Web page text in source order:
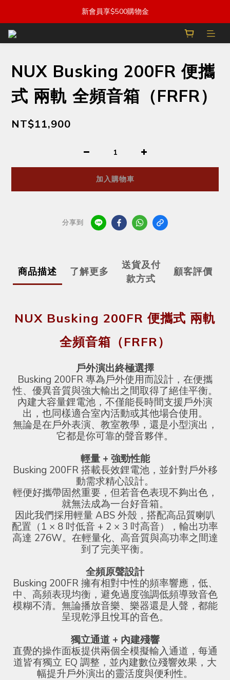
新會員享$500購物金
NUX Busking 200FR 便攜
式 兩軌 全頻音箱（FRFR）
NT$11,900
加入購物車
分享到
商品描述 了解更多
送貨及付
款方式
顧客評價
NUX Busking 200FR 便攜式 兩軌
全頻音箱（FRFR）
戶外演出終極選擇
Busking 200FR 專為戶外使用而設計，在便攜
性、優異音質與強大輸出之間取得了絕佳平衡。
內建大容量鋰電池，不僅能長時間支援戶外演
出，也同樣適合室內活動或其他場合使用。
無論是在戶外表演、教室教學，還是小型演出，
它都是你可靠的聲音夥伴。
輕量 + 強勁性能
Busking 200FR 搭載長效鋰電池，並針對戶外移
動需求精心設計。
輕便好攜帶固然重要，但若音色表現不夠出色，
就無法成為一台好音箱。
因此我們採用輕量 ABS 外殼，搭配高品質喇叭
配置（1 × 8 吋低音 + 2 × 3 吋高音），輸出功率
高達 276W。在輕量化、高音質與高功率之間達
到了完美平衡。
全頻原聲設計
Busking 200FR 擁有相對中性的頻率響應，低、
中、高頻表現均衡，避免過度強調低頻導致音色
模糊不清。無論播放音樂、樂器還是人聲，都能
呈現乾淨且悅耳的音色。
獨立通道 + 內建殘響
直覺的操作面板提供兩個全模擬輸入通道，每通
道皆有獨立 EQ 調整，並內建數位殘響效果，大
幅提升戶外演出的靈活度與便利性。